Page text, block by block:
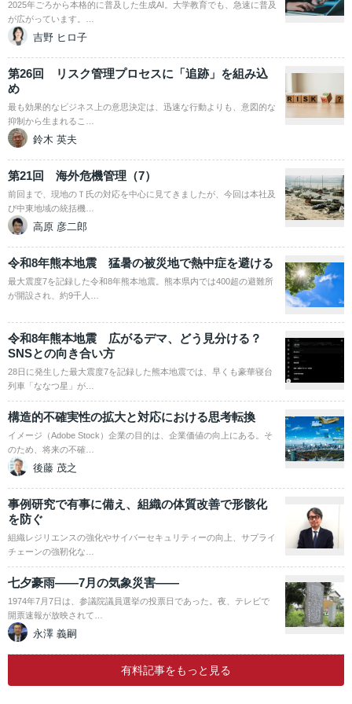
2025年ごろから本格的に普及した生成AI。大学教育でも、急速に普及
が広がっています。…
吉野 ヒロ子
第26回 リスク管理プロセスに「追跡」を組み込
め
最も効果的なビジネス上の意思決定は、迅速な行動よりも、意図的な
抑制から生まれるこ…
鈴木 英夫
第21回 海外危機管理（7）
前回まで、現地のＴ氏の対応を中心に見てきましたが、今回は本社及
び中東地域の統括機…
高原 彦二郎
令和8年熊本地震 猛暑の被災地で熱中症を避ける
最大震度7を記録した令和8年熊本地震。熊本県内では400超の避難所
が開設され、約9千人…
令和8年熊本地震 広がるデマ、どう見分ける？
SNSとの向き合い方
28日に発生した最大震度7を記録した熊本地震では、早くも豪華寝台
列車「ななつ星」が…
構造的不確実性の拡大と対応における思考転換
イメージ（Adobe Stock）企業の目的は、企業価値の向上にある。そ
のため、将来の不確…
後藤 茂之
事例研究で有事に備え、組織の体質改善で形骸化
を防ぐ
組織レジリエンスの強化やサイバーセキュリティーの向上、サプライ
チェーンの強靭化な…
七夕豪雨――7月の気象災害――
1974年7月7日は、参議院議員選挙の投票日であった。夜、テレビで
開票速報が放映されて…
永澤 義嗣
有料記事をもっと見る